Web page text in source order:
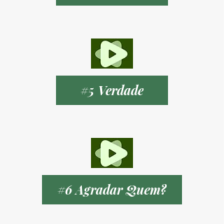
#5 Verdade
#6 Agradar Quem?